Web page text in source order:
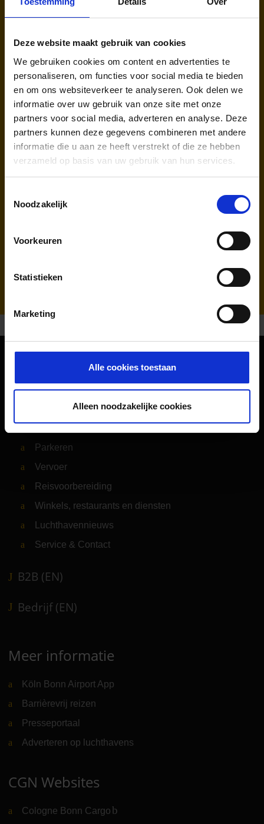
Deze website maakt gebruik van cookies
We gebruiken cookies om content en advertenties te
personaliseren, om functies voor social media te bieden
en om ons websiteverkeer te analyseren. Ook delen we
informatie over uw gebruik van onze site met onze
partners voor social media, adverteren en analyse. Deze
partners kunnen deze gegevens combineren met andere
informatie die u aan ze heeft verstrekt of die ze hebben
verzameld op basis van uw gebruik van hun services.
Noodzakelijk
Voorkeuren
Statistieken
Marketing
Alle cookies toestaan
Alleen noodzakelijke cookies
AJet (VF)
Afhandelaar & Traceren van bagage:
Pegasus Airlines (PC)
Passagiers
Parkeren
Vervoer
Reisvoorbereiding
Winkels, restaurants en diensten
Luchthavennieuws
Service & Contact
B2B (EN)
Bedrijf (EN)
Meer informatie
Köln Bonn Airport App
Barrièrevrij reizen
Presseportaal
Adverteren op luchthavens
CGN Websites
Cologne Bonn Cargo (Link naar externe website)